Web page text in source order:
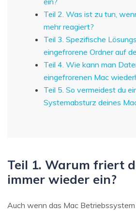
Teil 2. Was ist zu tun,
mehr reagiert?
Teil 3. Spezifische
eingefrorene Ordner auf
Teil 4. Wie kann man
eingefrorenen Mac
Teil 5. So vermeidest du
Systemabsturz deines
Teil 1. Warum friert
immer wieder ein?
Auch wenn das Mac